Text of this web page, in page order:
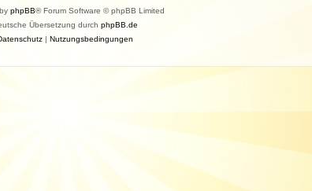
phpBB® Forum Software © phpBB Limited
Übersetzung durch phpBB.de
| Nutzungsbedingungen